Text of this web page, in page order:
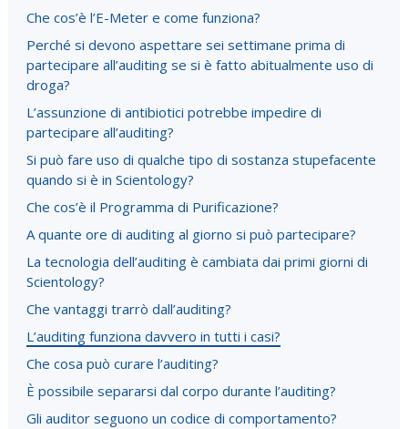
Che cos’è l’E-Meter e come funziona?
Perché si devono aspettare sei settimane prima di
partecipare all’auditing se si è fatto abitualmente uso di
droga?
L’assunzione di antibiotici potrebbe impedire di
partecipare all’auditing?
Si può fare uso di qualche tipo di sostanza stupefacente
quando si è in Scientology?
Che cos’è il Programma di Purificazione?
A quante ore di auditing al giorno si può partecipare?
La tecnologia dell’auditing è cambiata dai primi giorni di
Scientology?
Che vantaggi trarrò dall’auditing?
L’auditing funziona davvero in tutti i casi?
Che cosa può curare l’auditing?
È possibile separarsi dal corpo durante l’auditing?
Gli auditor seguono un codice di comportamento?